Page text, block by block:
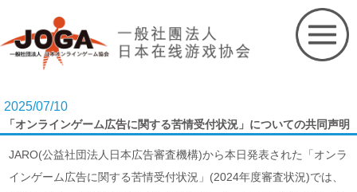
content
2025/07/10
「オンラインゲーム広告に関する苦情受付状況」についての共同声明
JARO(公益社団法人日本広告審査機構)から本日発表された「オンラ
インゲーム広告に関する苦情受付状況」(2024年度審査状況)では、